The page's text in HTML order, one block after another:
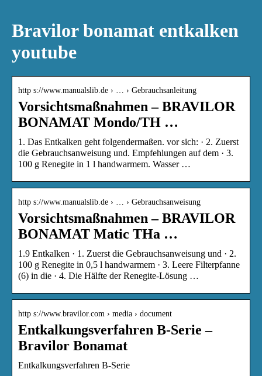
Bravilor bonamat entkalken
youtube
http s://www.manualslib.de › … › Gebrauchsanleitung
Vorsichtsmaßnahmen – BRAVILOR
BONAMAT Mondo/TH …
1. Das Entkalken geht folgendermaßen. vor sich: · 2. Zuerst
die Gebrauchsanweisung und. Empfehlungen auf dem · 3.
100 g Renegite in 1 l handwarmem. Wasser …
http s://www.manualslib.de › … › Gebrauchsanweisung
Vorsichtsmaßnahmen – BRAVILOR
BONAMAT Matic THa …
1.9 Entkalken · 1. Zuerst die Gebrauchsanweisung und · 2.
100 g Renegite in 0,5 l handwarmem · 3. Leere Filterpfanne
(6) in die · 4. Die Hälfte der Renegite-Lösung …
http s://www.bravilor.com › media › document
Entkalkungsverfahren B-Serie –
Bravilor Bonamat
Entkalkungsverfahren B-Serie